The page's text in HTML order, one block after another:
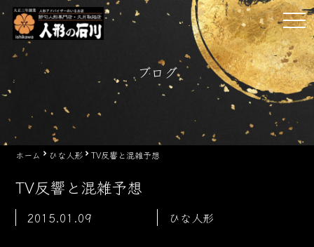
Skip
content
ブログ
ホーム ひな人形 TV反響と混雑予想
TV反響と混雑予想
2015.01.09 ひな人形